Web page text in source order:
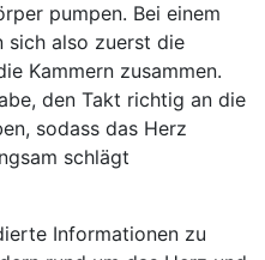
pumpen. Bei einem
sich also zuerst die
Kammern zusammen.
den Takt richtig an die
sodass das Herz
schlägt
Informationen zu